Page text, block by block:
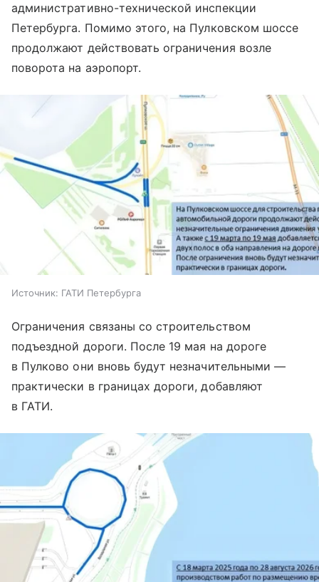
административно-технической инспекции
Петербурга. Помимо этого, на Пулковском шоссе
продолжают действовать ограничения возле
поворота на аэропорт.
Источник: ГАТИ Петербурга
Ограничения связаны со строительством
подъездной дороги. После 19 мая на дороге
в Пулково они вновь будут незначительными —
практически в границах дороги, добавляют
в ГАТИ.